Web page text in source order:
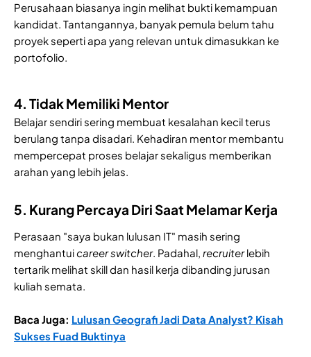
Perusahaan biasanya ingin melihat bukti kemampuan
kandidat. Tantangannya, banyak pemula belum tahu
proyek seperti apa yang relevan untuk dimasukkan ke
portofolio.
4. Tidak Memiliki Mentor
Belajar sendiri sering membuat kesalahan kecil terus
berulang tanpa disadari. Kehadiran mentor membantu
mempercepat proses belajar sekaligus memberikan
arahan yang lebih jelas.
5. Kurang Percaya Diri Saat Melamar Kerja
Perasaan "saya bukan lulusan IT" masih sering
menghantuicareerswitcher. Padahal, recruiterlebih
tertarik melihat skill dan hasil kerja dibanding jurusan
kuliah semata.
Baca Juga: Lulusan Geografi Jadi Data Analyst? Kisah
Sukses Fuad Buktinya